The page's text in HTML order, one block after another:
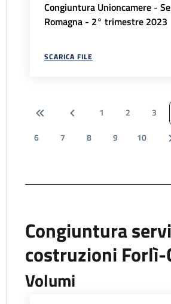
Congiuntura Unioncamere -
Romagna - 2° trimestre 2023
SCARICA FILE
1 2 3
6
7 8 9 10
Congiuntura
costruzioni Forlì-
Volumi